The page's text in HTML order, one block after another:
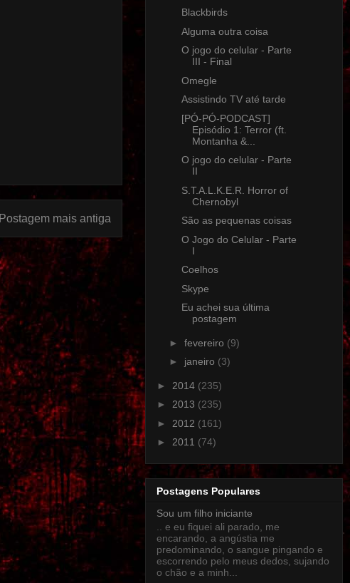
Postagem mais antiga
Blackbirds
Alguma outra coisa
O jogo do celular - Parte
III - Final
Omegle
Assistindo TV até tarde
[PÓ-PÓ-PODCAST]
Episódio 1: Terror (ft.
Montanha &...
O jogo do celular - Parte
II
S.T.A.L.K.E.R. Horror of
Chernobyl
São as pequenas coisas
O Jogo do Celular - Parte
I
Coelhos
Skype
Eu achei sua última
postagem
► fevereiro (9)
► janeiro (3)
► 2014 (235)
► 2013 (235)
► 2012 (161)
► 2011 (74)
Postagens Populares
Sou um filho iniciante
.. e eu fiquei ali parado, me
encarando, a angústia me
predominando, o sangue pingando e
escorrendo pelo meus dedos, sujando
o chão e a minh...